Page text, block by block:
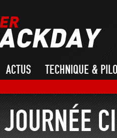
ACTUS TECHNIQUE &